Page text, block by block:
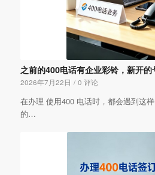
之前的400电话有企业彩铃，新开的
2026年7月22日 / 0 评论
在办理 使用400 电话时，都会遇到这
的…